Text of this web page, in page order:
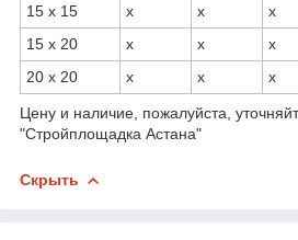
15 х 15
х х х
15 х 20
х х х
20 х 20
х х х
Цену и наличие, пожалуйста,
"Стройплощадка Астана"
Скрыть